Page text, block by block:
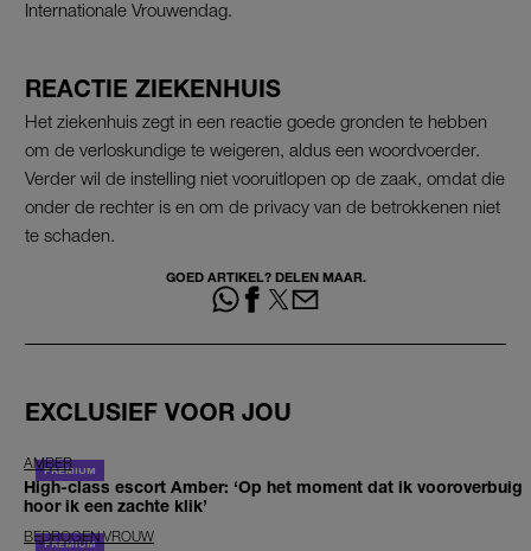
Internationale Vrouwendag.
REACTIE ZIEKENHUIS
Het ziekenhuis zegt in een reactie goede gronden te hebben
om de verloskundige te weigeren, aldus een woordvoerder.
Verder wil de instelling niet vooruitlopen op de zaak, omdat die
onder de rechter is en om de privacy van de betrokkenen niet
te schaden.
GOED ARTIKEL? DELEN MAAR.
EXCLUSIEF VOOR JOU
AMBER
High-class escort Amber: ‘Op het moment dat ik vooroverbuig
hoor ik een zachte klik’
BEDROGEN VROUW